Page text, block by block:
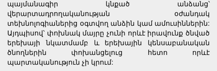
պայմանագիր կնքած անձանց՝
վերարտադրողականության օժանդակ
տեխնոլոգիաներից օգտվող անձին կամ ամուսիններին:
Այդպիսով՝ փոխնակ մայրը չունի որևէ իրավունք ծնված
երեխայի նկատմամբ և երեխային կենսաբանական
ծնողներին փոխանցելուց հետո որևէ
պարտականություն չի կրում: